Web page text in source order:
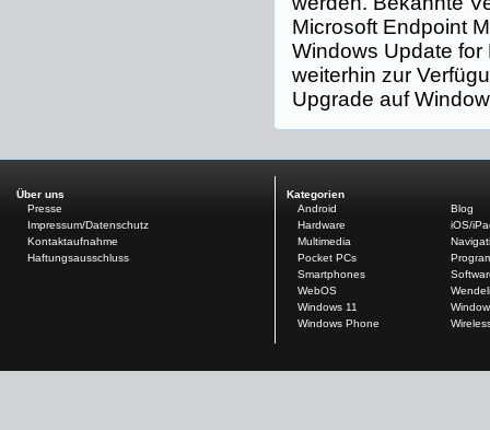
Microsoft Endpoint
Windows Update
weiterhin zur
Upgrade auf
Über uns
Presse
Impressum/Datenschutz
Kontaktaufnahme
Haftungsausschluss
Kategorien
Android
Blog
Hardware
iOS/
Multimedia
Pocket PCs
Smartphones
WebOS
Windows 11
Windows Phone